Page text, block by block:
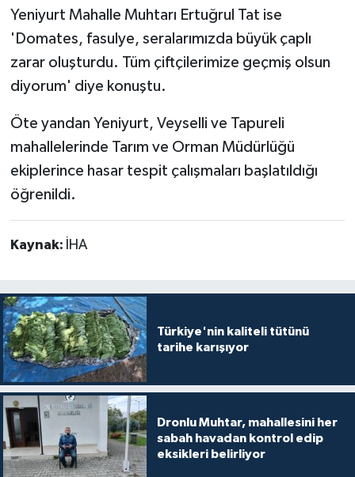
Yeniyurt Mahalle Muhtarı Ertuğrul Tat ise
'Domates, fasulye, seralarımızda büyük çaplı
zarar oluşturdu. Tüm çiftçilerimize geçmiş olsun
diyorum' diye konuştu.
Öte yandan Yeniyurt, Veyselli ve Tapureli
mahallelerinde Tarım ve Orman Müdürlüğü
ekiplerince hasar tespit çalışmaları başlatıldığı
öğrenildi.
Kaynak: İHA
Türkiye'nin kaliteli tütünü
tarihe karışıyor
Dronlu Muhtar, mahallesini her
sabah havadan kontrol edip
eksikleri belirliyor